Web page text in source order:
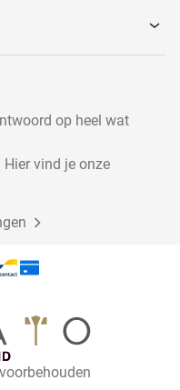
op heel wat
vind je onze